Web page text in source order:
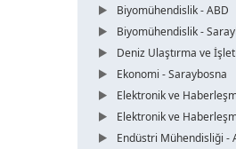
Biyomühendislik - ABD
Biyomühendislik -
Deniz Ulaştırma ve
Ekonomi - Saraybosna
Elektronik ve
Elektronik ve
Endüstri Mühendisliği -